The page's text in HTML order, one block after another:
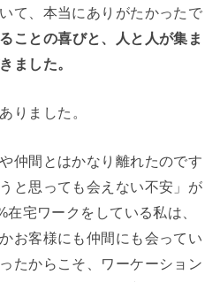
て、本当にありがたかったで
ことの喜びと、人と人が集ま
ました。
りました。
仲間とはかなり離れたのです
と思っても会えない不安」が
宅ワークをしている私は、
お客様にも仲間にも会ってい
たからこそ、ワーケーション